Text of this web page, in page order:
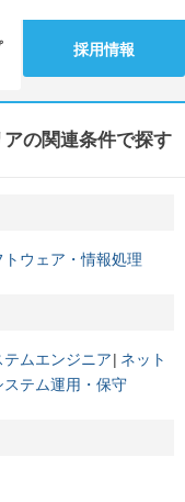
採用情報
の関連条件で探す
トウェア・情報処理
テムエンジニア
ネット
ステム運用・保守